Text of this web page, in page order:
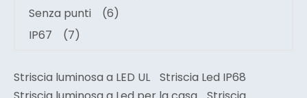
Senza punti
(6)
IP67
(7)
Striscia luminosa a LED UL
Striscia Led IP68